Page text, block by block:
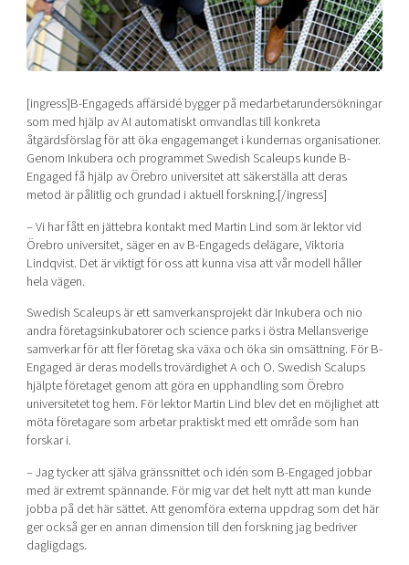
Shaping cities and regions
East Sweden Tech Women
Reversed mentorship
Current offers and activities
Upscaling
Talent & skills
Startup & industry collaboration
Offers to boost your business
Funding opportunities
Our community of companies
Projects
Publications
Project toolbox
Our clusters
Reach out to us
Locations
Today's lunch in Mjärdevi
[ingress]B-Engageds affärsidé bygger på medarbetarundersökningar
som med hjälp av AI automatiskt omvandlas till konkreta
åtgärdsförslag för att öka engagemanget i kundernas organisationer.
Genom Inkubera och programmet Swedish Scaleups kunde B-
Engaged få hjälp av Örebro universitet att säkerställa att deras
metod är pålitlig och grundad i aktuell forskning.[/ingress]
– Vi har fått en jättebra kontakt med Martin Lind som är lektor vid
Örebro universitet, säger en av B-Engageds delägare, Viktoria
Lindqvist. Det är viktigt för oss att kunna visa att vår modell håller
hela vägen.
Swedish Scaleups är ett samverkansprojekt där Inkubera och nio
andra företagsinkubatorer och science parks i östra Mellansverige
samverkar för att fler företag ska växa och öka sin omsättning. För B-
Engaged är deras modells trovärdighet A och O. Swedish Scalups
hjälpte företaget genom att göra en upphandling som Örebro
universitetet tog hem. För lektor Martin Lind blev det en möjlighet att
möta företagare som arbetar praktiskt med ett område som han
forskar i.
– Jag tycker att själva gränssnittet och idén som B-Engaged jobbar
med är extremt spännande. För mig var det helt nytt att man kunde
jobba på det här sättet. Att genomföra externa uppdrag som det här
ger också ger en annan dimension till den forskning jag bedriver
dagligdags.